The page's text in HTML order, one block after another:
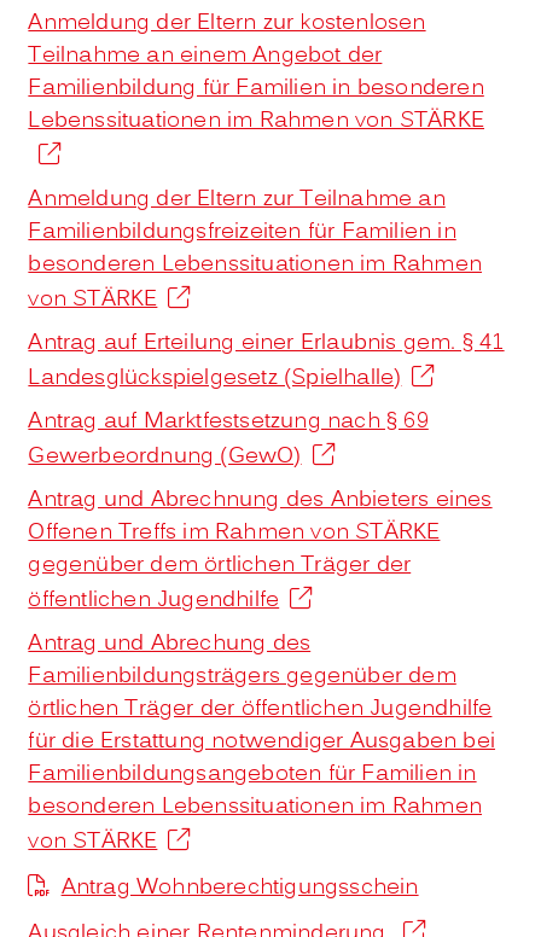
Anmeldung der Eltern zur kostenlosen
Teilnahme an einem Angebot der
Familienbildung für Familien in besonderen
Lebenssituationen im Rahmen von STÄRKE
Anmeldung der Eltern zur Teilnahme an
Familienbildungsfreizeiten für Familien in
besonderen Lebenssituationen im Rahmen
von STÄRKE
Antrag auf Erteilung einer Erlaubnis gem. § 41
Landesglückspielgesetz (Spielhalle)
Antrag auf Marktfestsetzung nach § 69
Gewerbeordnung (GewO)
Antrag und Abrechnung des Anbieters eines
Offenen Treffs im Rahmen von STÄRKE
gegenüber dem örtlichen Träger der
öffentlichen Jugendhilfe
Antrag und Abrechung des
Familienbildungsträgers gegenüber dem
örtlichen Träger der öffentlichen Jugendhilfe
für die Erstattung notwendiger Ausgaben bei
Familienbildungsangeboten für Familien in
besonderen Lebenssituationen im Rahmen
von STÄRKE
Antrag Wohnberechtigungsschein